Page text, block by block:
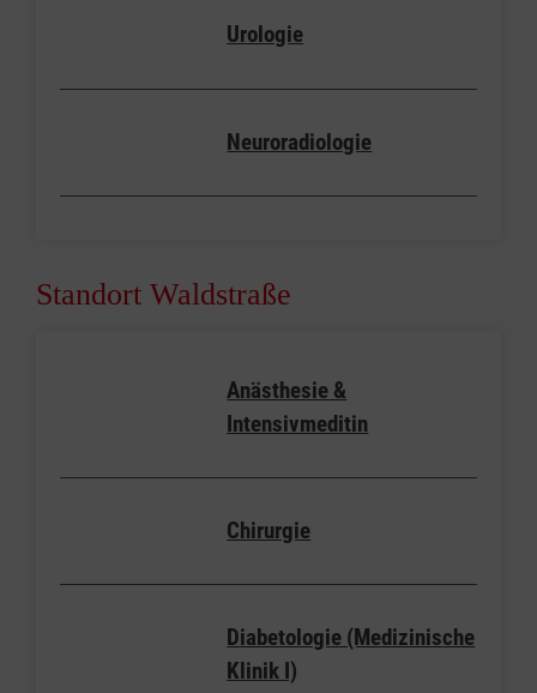
Urologie
Neuroradiologie
Standort Waldstraße
Anästhesie &
Intensivmeditin
Chirurgie
Diabetologie (Medizinische
Klinik I)